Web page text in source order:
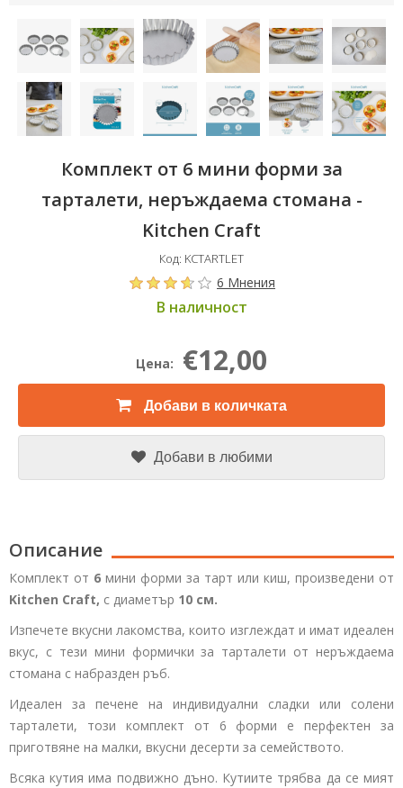
Комплект от 6 мини форми за
тарталети, неръждаема стомана -
Kitchen Craft
Код: KCTARTLET
6 Мнения
В наличност
Цена: €12,00
Добави в количката
Добави в любими
Описание
Комплект от 6 мини форми за тарт или киш, произведени от
Kitchen Craft, с диаметър 10 см.
Изпечете вкусни лакомства, които изглеждат и имат идеален
вкус, с тези мини формички за тарталети от неръждаема
стомана с набразден ръб.
Идеален за печене на индивидуални сладки или солени
тарталети, този комплект от 6 форми е перфектен за
приготвяне на малки, вкусни десерти за семейството.
Всяка кутия има подвижно дъно. Кутиите трябва да се мият